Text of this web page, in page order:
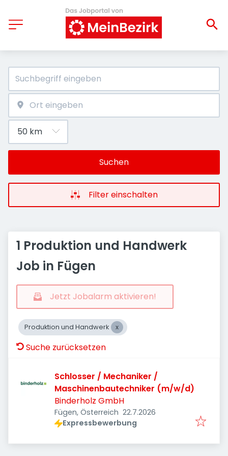
Suchen
Filter einschalten
1 Produktion und Handwerk
Job in Fügen
Jetzt Jobalarm aktivieren!
Produktion und Handwerk
Suche zurücksetzen
Schlosser / Mechaniker /
Maschinenbautechniker (m/w/d)
Binderholz GmbH
Fügen, Österreich Veröffentlicht
22.7.2026
Expressbewerbung